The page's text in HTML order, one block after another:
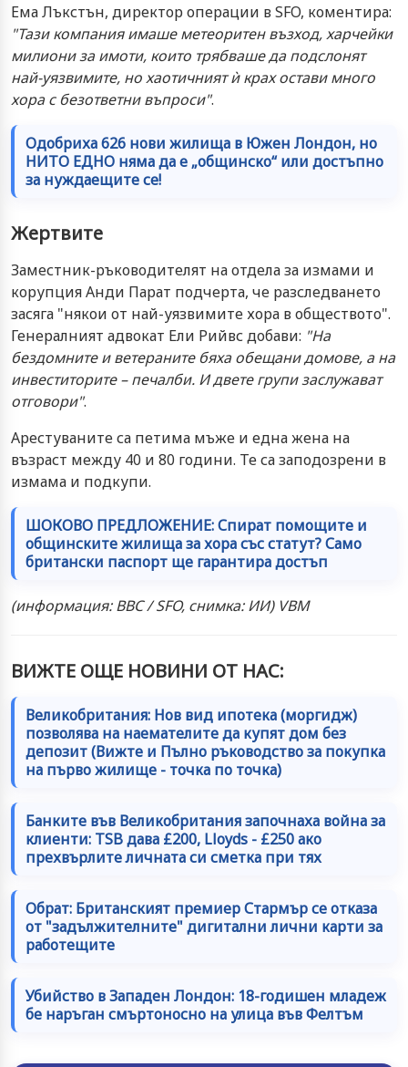
Ема Лъкстън, директор операции в SFO, коментира:
"Тази компания имаше метеоритен възход, харчейки
милиони за имоти, които трябваше да подслонят
най-уязвимите, но хаотичният ѝ крах остави много
хора с безответни въпроси".
Одобриха 626 нови жилища в Южен Лондон, но
НИТО ЕДНО няма да е „общинско“ или достъпно
за нуждаещите се!
Жертвите
Заместник-ръководителят на отдела за измами и
корупция Анди Парат подчерта, че разследването
засяга "някои от най-уязвимите хора в обществото".
Генералният адвокат Ели Рийвс добави: "На
бездомните и ветераните бяха обещани домове, а на
инвеститорите – печалби. И двете групи заслужават
отговори".
Арестуваните са петима мъже и една жена на
възраст между 40 и 80 години. Те са заподозрени в
измама и подкупи.
ШОКОВО ПРЕДЛОЖЕНИЕ: Спират помощите и
общинските жилища за хора със статут? Само
британски паспорт ще гарантира достъп
(информация: BBC / SFO, снимка: ИИ) VBM
ВИЖТЕ ОЩЕ НОВИНИ ОТ НАС:
Великобритания: Нов вид ипотека (моргидж)
позволява на наемателите да купят дом без
депозит (Вижте и Пълно ръководство за покупка
на първо жилище - точка по точка)
Банките във Великобритания започнаха война за
клиенти: TSB дава £200, Lloyds - £250 ако
прехвърлите личната си сметка при тях
Обрат: Британският премиер Стармър се отказа
от "задължителните" дигитални лични карти за
работещите
Убийство в Западен Лондон: 18-годишен младеж
бе наръган смъртоносно на улица във Фелтъм